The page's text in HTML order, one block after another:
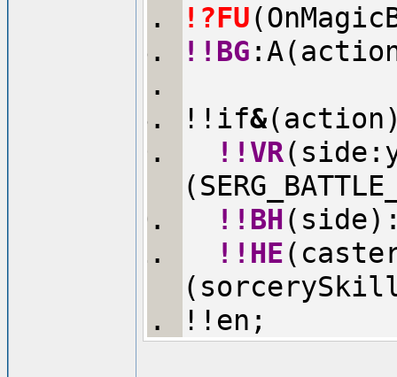
!?FU
!!BG
!!if&
!!VR
!!BH
!!HE
!!en;